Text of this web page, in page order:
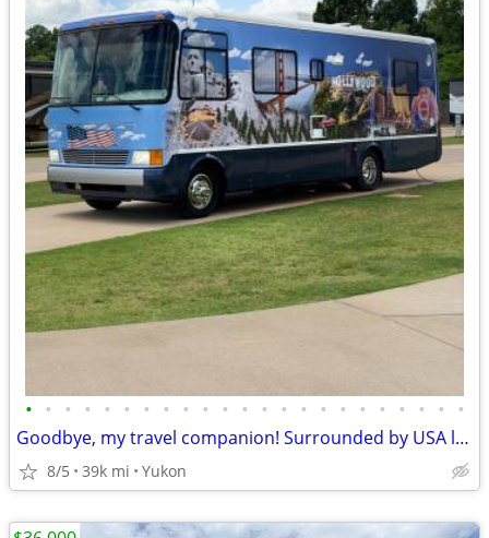
• • • • • • • • • • • • • • • • • • • • • • •
Goodbye, my travel companion! Surrounded by USA landscapes
8/5 39k mi Yukon